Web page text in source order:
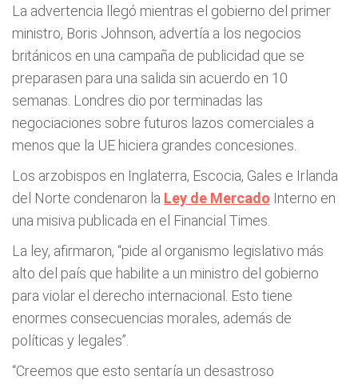
La advertencia llegó mientras el gobierno del primer
ministro, Boris Johnson, advertía a los negocios
británicos en una campaña de publicidad que se
preparasen para una salida sin acuerdo en 10
semanas. Londres dio por terminadas las
negociaciones sobre futuros lazos comerciales a
menos que la UE hiciera grandes concesiones.
Los arzobispos en Inglaterra, Escocia, Gales e Irlanda
del Norte condenaron la Ley de Mercado Interno en
una misiva publicada en el Financial Times.
La ley, afirmaron, “pide al organismo legislativo más
alto del país que habilite a un ministro del gobierno
para violar el derecho internacional. Esto tiene
enormes consecuencias morales, además de
políticas y legales”.
“Creemos que esto sentaría un desastroso